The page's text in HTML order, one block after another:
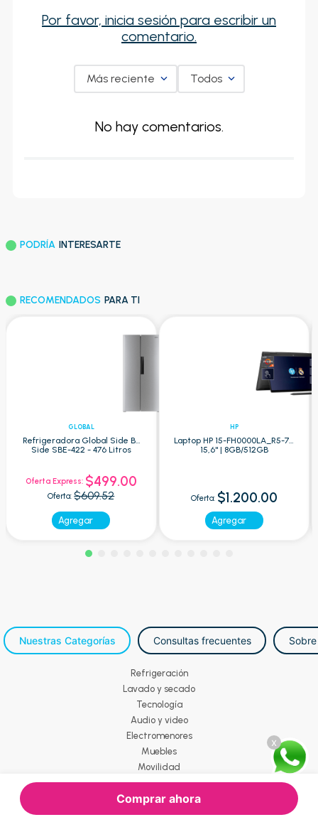
x
Comprar ahora
Por favor, inicia sesión para escribir un
comentario.
Más reciente Todos
No hay comentarios.
PODRÍA INTERESARTE
RECOMENDADOS PARA TI
GLOBAL
Refrigeradora Global Side By
Side SBE-422 - 476 Litros
Oferta Express: $499.00
Oferta: $609.52
Agregar
HP
Laptop HP 15-FH0000LA_R5-7 -
15,6" | 8GB/512GB
Oferta: $1.200.00
Agregar
Nuestras Categorías Consultas frecuentes
Refrigeración
Lavado y secado
Tecnología
Audio y video
Electromenores
Muebles
Movilidad